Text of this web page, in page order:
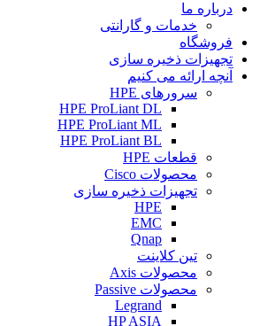
درباره ما
خدمات و گارانتی
فروشگاه
تجهیزات ذخیره سازی
آنچه ارائه می کنیم
سرورهای HPE
HPE ProLiant DL
HPE ProLiant ML
HPE ProLiant BL
قطعات HPE
محصولات Cisco
تجهیزات ذخیره سازی
HPE
EMC
Qnap
تین کلاینت
محصولات Axis
محصولات Passive
Legrand
HP ASIA